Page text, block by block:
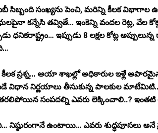
సిబ్బంది సంఖ్యను పెంచి, మరిన్ని కీలక విభాగాల
కన్నేసి తవ్వితే… ఇంకెన్ని వందల రెట్ల,
ధనికరాష్ట్రం… ఇప్పుడు 8 లక్షల కోట్ల
కీలక ప్రశ్న… ఆయా శాఖల్లో అధికారుల ఇళ్లే
నిర్ణయాలు తీసుకున్న పాలకుల మాటేమిటి..?
సంపదల్ని ఎవరు లెక్కించాలి..?
నిష్ఠురంగానే ఉంటాయి… ఎవరు శుద్ధపూసలు అనే